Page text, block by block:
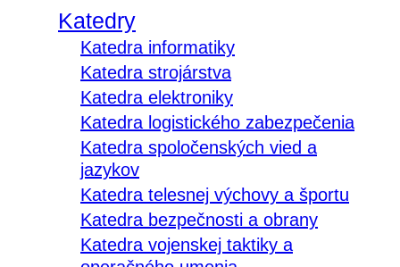
Katedry
Katedra informatiky
Katedra strojárstva
Katedra elektroniky
Katedra logistického zabezpečenia
Katedra spoločenských vied a
jazykov
Katedra telesnej výchovy a športu
Katedra bezpečnosti a obrany
Katedra vojenskej taktiky a